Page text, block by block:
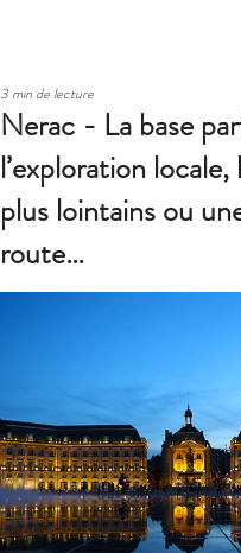
Nerac - La base
l’exploration locale,
plus lointains ou
route…
3 min de lecture